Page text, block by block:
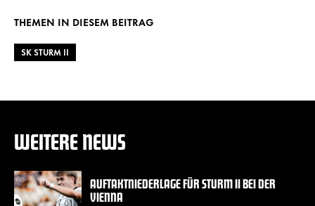
THEMEN IN DIESEM BEITRAG
SK STURM II
WEITERE NEWS
AUFTAKTNIEDERLAGE FÜR STURM II BEI DER
VIENNA